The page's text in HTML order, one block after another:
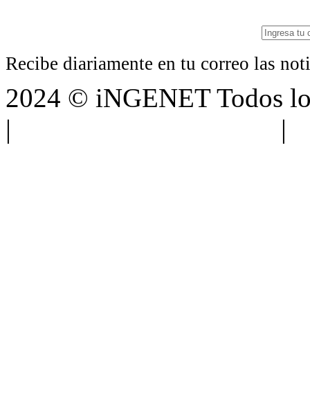
Recibe diariamente en tu correo las
2024 © iNGENET Todos
|
|